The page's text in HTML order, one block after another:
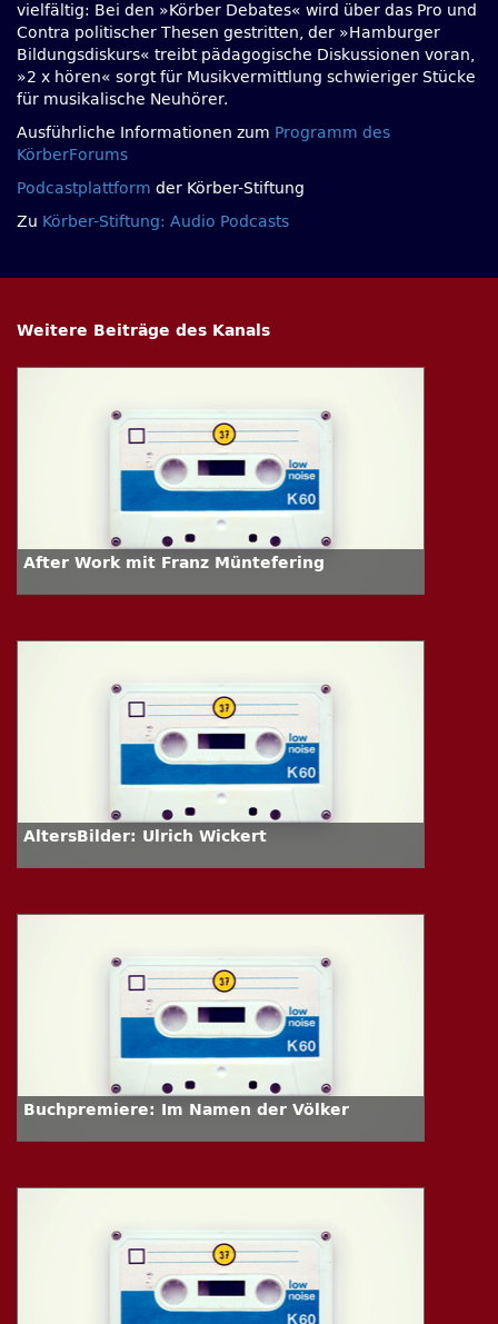
vielfältig: Bei den »Körber Debates« wird über das Pro und
Contra politischer Thesen gestritten, der »Hamburger
Bildungsdiskurs« treibt pädagogische Diskussionen voran,
»2 x hören« sorgt für Musikvermittlung schwieriger Stücke
für musikalische Neuhörer.
Ausführliche Informationen zum Programm des
KörberForums
Podcastplattform der Körber-Stiftung
Zu Körber-Stiftung: Audio Podcasts
Weitere Beiträge des Kanals
After Work mit Franz Müntefering
AltersBilder: Ulrich Wickert
Buchpremiere: Im Namen der Völker